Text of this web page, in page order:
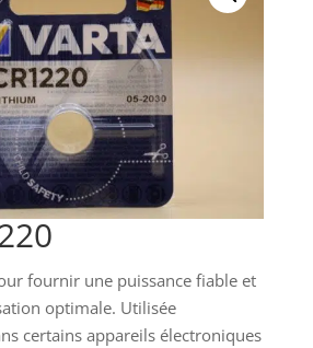
fournir une puissance fiable et
optimale. Utilisée
certains appareils électroniques